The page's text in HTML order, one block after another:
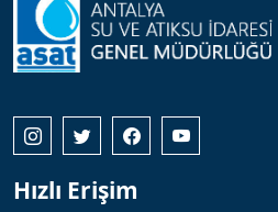
Hızlı Erişim